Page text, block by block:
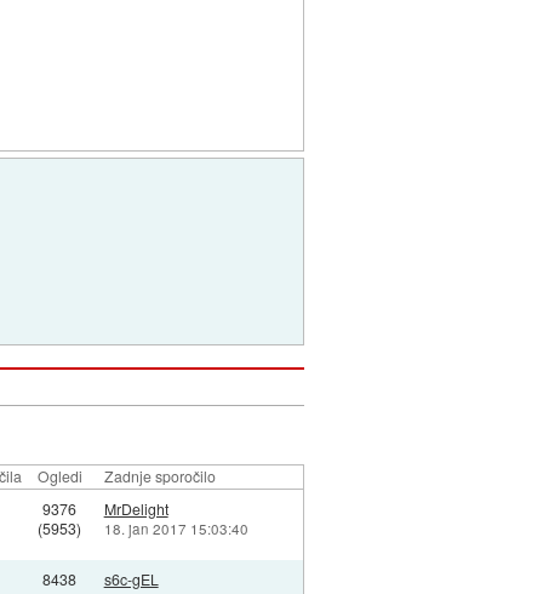
Ogledi Zadnje sporočilo
9376
(5953)
MrDelight
18. jan 2017 15:03:40
8438
s6c-gEL